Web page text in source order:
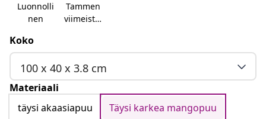
Luonnolli
nen
Tammen
viimeistel
Koko
100 x 40 x 3.8 cm
Materiaali
täysi akaasiapuu
Täysi karkea mangopuu